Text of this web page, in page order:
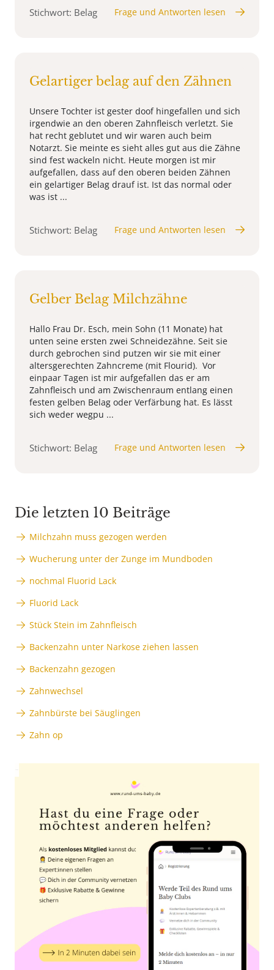
Stichwort: Belag Frage und Antworten lesen
Gelartiger belag auf den Zähnen
Unsere Tochter ist gester doof hingefallen und sich
irgendwie an den oberen Zahnfleisch verletzt. Sie
hat recht geblutet und wir waren auch beim
Notarzt. Sie meinte es sieht alles gut aus die Zähne
sind fest wackeln nicht. Heute morgen ist mir
aufgefallen, dass auf den oberen beiden Zähnen
ein gelartiger Belag drauf ist. Ist das normal oder
was ist ...
Stichwort: Belag Frage und Antworten lesen
Gelber Belag Milchzähne
Hallo Frau Dr. Esch, mein Sohn (11 Monate) hat
unten seine ersten zwei Schneidezähne. Seit sie
durch gebrochen sind putzen wir sie mit einer
altersgerechten Zahncreme (mit Flourid). Vor
einpaar Tagen ist mir aufgefallen das er am
Zahnfleisch und am Zwischenraum entlang einen
festen gelben Belag oder Verfärbung hat. Es lässt
sich weder wegpu ...
Stichwort: Belag Frage und Antworten lesen
Die letzten 10 Beiträge
Milchzahn muss gezogen werden
Wucherung unter der Zunge im Mundboden
nochmal Fluorid Lack
Fluorid Lack
Stück Stein im Zahnfleisch
Backenzahn unter Narkose ziehen lassen
Backenzahn gezogen
Zahnwechsel
Zahnbürste bei Säuglingen
Zahn op